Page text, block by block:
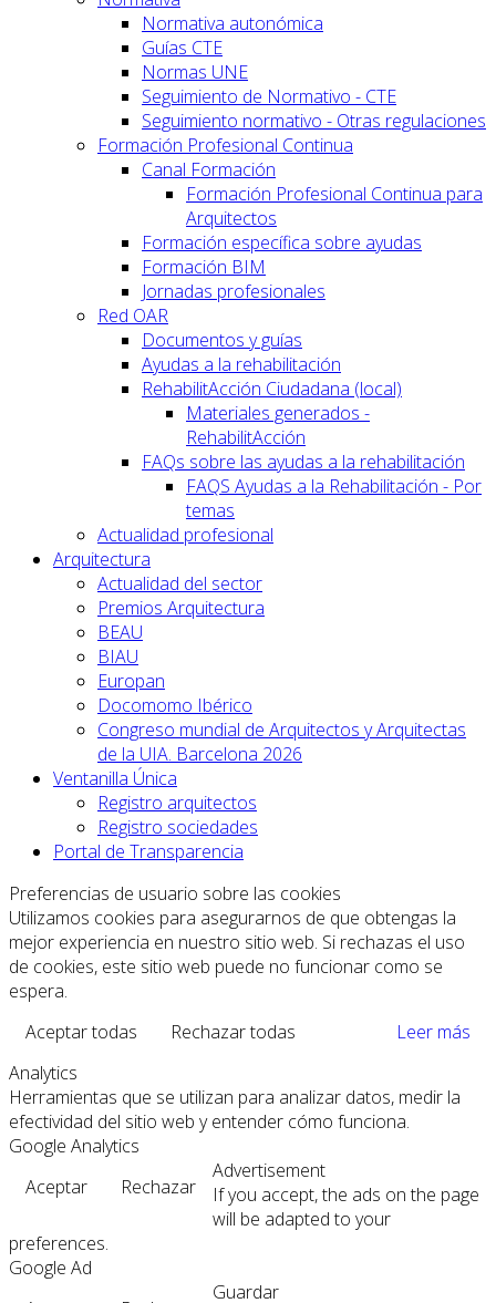
Normativa autonómica
Guías CTE
Normas UNE
Seguimiento de Normativo - CTE
Seguimiento normativo - Otras regulaciones
Formación Profesional Continua
Canal Formación
Formación Profesional Continua para
Arquitectos
Formación específica sobre ayudas
Formación BIM
Jornadas profesionales
Red OAR
Documentos y guías
Ayudas a la rehabilitación
RehabilitAcción Ciudadana (local)
Materiales generados -
RehabilitAcción
FAQs sobre las ayudas a la rehabilitación
FAQS Ayudas a la Rehabilitación - Por
temas
Actualidad profesional
Arquitectura
Actualidad del sector
Premios Arquitectura
BEAU
BIAU
Europan
Docomomo Ibérico
Congreso mundial de Arquitectos y Arquitectas
de la UIA. Barcelona 2026
Ventanilla Única
Registro arquitectos
Registro sociedades
Portal de Transparencia
Preferencias de usuario sobre las cookies
Utilizamos cookies para asegurarnos de que obtengas la
mejor experiencia en nuestro sitio web. Si rechazas el uso
de cookies, este sitio web puede no funcionar como se
espera.
Aceptar todas
Rechazar todas
Leer más
Analytics
Herramientas que se utilizan para analizar datos, medir la
efectividad del sitio web y entender cómo funciona.
Google Analytics
Aceptar
Rechazar
Advertisement
If you accept, the ads on the page
will be adapted to your
preferences.
Google Ad
Guardar